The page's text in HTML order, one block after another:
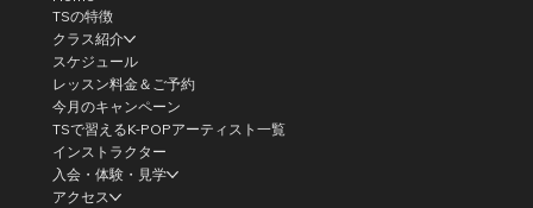
TSの特徴
クラス紹介
スケジュール
レッスン料金＆ご予約
今月のキャンペーン
TSで習えるK-POPアーティスト一覧
インストラクター
入会・体験・見学
アクセス